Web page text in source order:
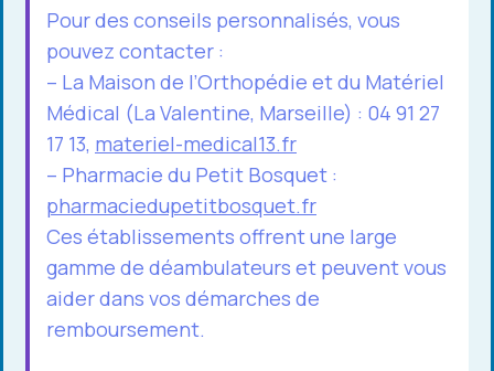
Pour des conseils personnalisés, vous
pouvez contacter :
– La Maison de l’Orthopédie et du Matériel
Médical (La Valentine, Marseille) : 04 91 27
17 13, materiel-medical13.fr
– Pharmacie du Petit Bosquet :
pharmaciedupetitbosquet.fr
Ces établissements offrent une large
gamme de déambulateurs et peuvent vous
aider dans vos démarches de
remboursement.